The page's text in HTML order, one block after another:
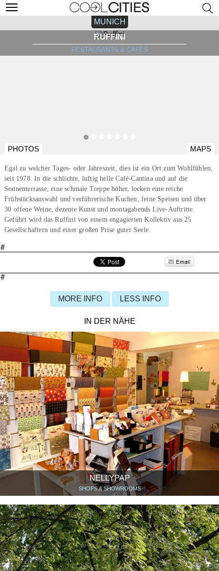
MUNICH
RUFFINI
RESTAURANTS & CAFÉS
PHOTOS MAPS
Egal zu welcher Tages- oder Jahreszeit, dies ist ein Ort zum Wohlfühlen,
seit 1978. In die schlichte, luftig helle Café-Cantina und auf die
Sonnenterrasse, eine schmale Treppe höher, locken eine reiche
Frühstücksauswahl und verführerische Kuchen, feine Speisen und über
30 offene Weine, dezente Kunst und montagabends Live-Auftritte.
Geführt wird das Ruffini von einem engagierten Kollektiv aus 25
Gesellschaftern und einer großen Prise guter Seele.
#
#
MORE INFO LESS INFO
IN DER NÄHE
NELLYPAP
SHOPS & SHOWROOMS